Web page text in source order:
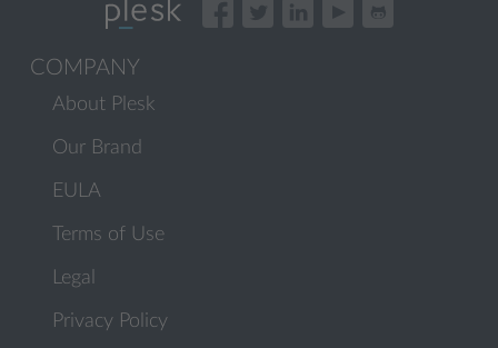
COMPANY
About Plesk
Our Brand
EULA
Terms of Use
Legal
Privacy Policy